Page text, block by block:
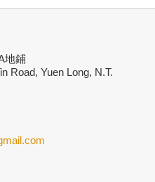
地鋪
Road, Yuen Long, N.T.